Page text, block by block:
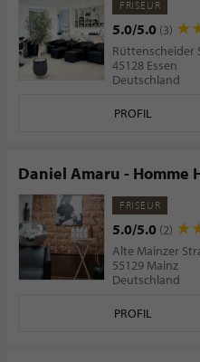
FRISEUR
5.0/5.0 (3)
Rüttenscheider
45128 Essen
Deutschland
PROFIL
Daniel Amaru - Homme
FRISEUR
5.0/5.0 (2)
Alte Mainzer
55129 Mainz
Deutschland
PROFIL